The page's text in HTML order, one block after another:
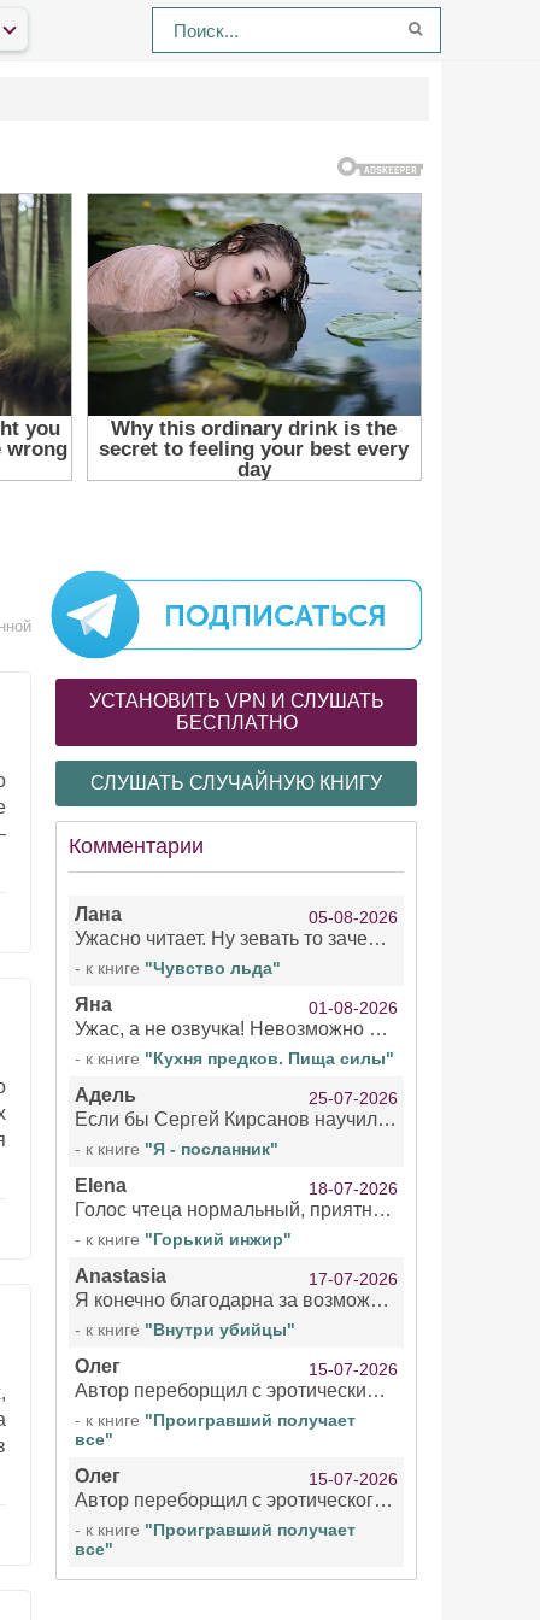
УСТАНОВИТЬ VPN И СЛУШАТЬ
БЕСПЛАТНО
СЛУШАТЬ СЛУЧАЙНУЮ КНИГУ
Комментарии
Лана 05-08-2026
Ужасно читает. Ну зевать то зачем. Уже не говорю, что ударения ставит, как хочет.
- к книге "Чувство льда"
Яна 01-08-2026
Ужас, а не озвучка! Невозможно вникать в смысл текста из за кривляний чтеца
- к книге "Кухня предков. Пища силы"
Адель 25-07-2026
Если бы Сергей Кирсанов научился не сглатывать каждые 1-2 минуты слюну, так что слышно в микрофоне и, что вызывает отвращение, то мелжно было бы слушать.
- к книге "Я - посланник"
Elena 18-07-2026
Голос чтеца нормальный, приятный тембр. Мне очень понравилось озвучивание рассказа. Очень странный отзыв Надежды. Может у неё что-то с нервами?
- к книге "Горький инжир"
Anastasia 17-07-2026
Я конечно благодарна за возможность бесплатно слушать книги даже новинки , но чтение этой книги просто ужасно
- к книге "Внутри убийцы"
Олег 15-07-2026
Автор переборщил с эротическими сценами. Похоже, с этим у него проблемы.
- к книге "Проигравший получает
все"
Олег 15-07-2026
Автор переборщил с эротического сценами. Похоже, с этим у него проблемы.
- к книге "Проигравший получает
все"